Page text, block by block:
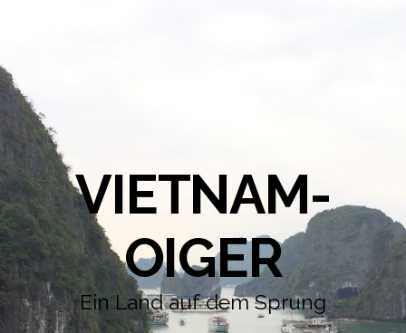
VIETNAM-
OIGER
Ein Land auf dem Sprung